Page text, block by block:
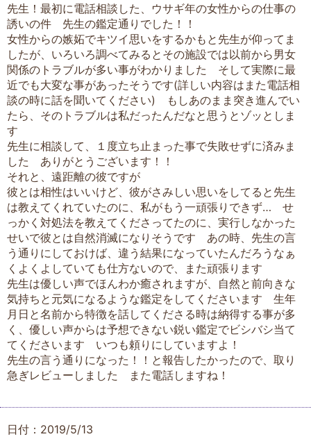
先生！最初に電話相談した、ウサギ年の女性からの仕事の
誘いの件 先生の鑑定通りでした！！
女性からの嫉妬でキツイ思いをするかもと先生が仰ってま
したが、いろいろ調べてみるとその施設では以前から男女
関係のトラブルが多い事がわかりました そして実際に最
近でも大変な事があったそうです(詳しい内容はまた電話相
談の時に話を聞いてください) もしあのまま突き進んでい
たら、そのトラブルは私だったんだなと思うとゾッとしま
す
先生に相談して、１度立ち止まった事で失敗せずに済みま
した ありがとうございます！！
それと、遠距離の彼ですが
彼とは相性はいいけど、彼がさみしい思いをしてると先生
は教えてくれていたのに、私がもう一頑張りできず… せ
っかく対処法を教えてくださってたのに、実行しなかった
せいで彼とは自然消滅になりそうです あの時、先生の言
う通りにしておけば、違う結果になっていたんだろうなぁ
くよくよしていても仕方ないので、また頑張ります
先生は優しい声でほんわか癒されますが、自然と前向きな
気持ちと元気になるような鑑定をしてくださいます 生年
月日と名前から特徴を話してくださる時は納得する事が多
く、優しい声からは予想できない鋭い鑑定でビシバシ当て
てくださいます いつも頼りにしていますよ！
先生の言う通りになった！！と報告したかったので、取り
急ぎレビューしました また電話しますね！
日付：2019/5/13